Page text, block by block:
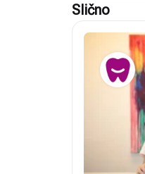
Slično